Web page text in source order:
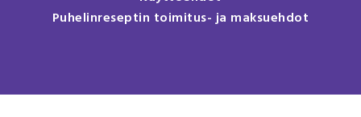
Puhelinreseptin toimitus- ja maksuehdot